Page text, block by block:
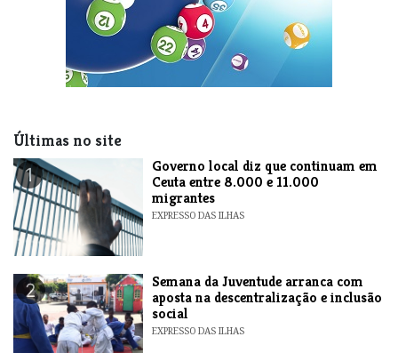
Últimas no site
1
​Governo local diz que continuam em
Ceuta entre 8.000 e 11.000
migrantes
EXPRESSO DAS ILHAS
2
Semana da Juventude arranca com
aposta na descentralização e inclusão
social
EXPRESSO DAS ILHAS